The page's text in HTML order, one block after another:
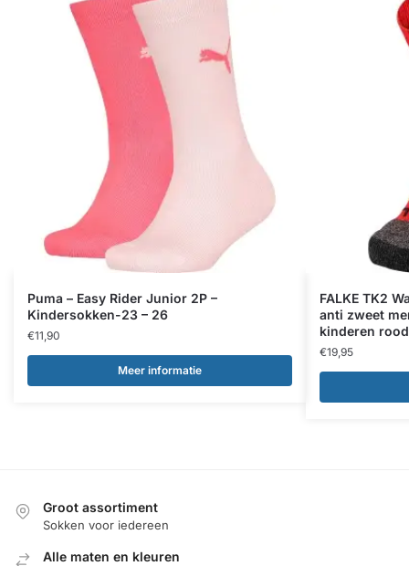
Puma – Easy Rider Junior 2P –
Kindersokken-23 – 26
€11,90
Meer informatie
FALKE TK2
anti zweet
kinderen
€19,95
Groot assortiment
Sokken voor iedereen
Alle maten en kleuren